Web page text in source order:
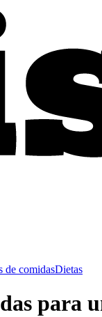
de comidasDietas
para